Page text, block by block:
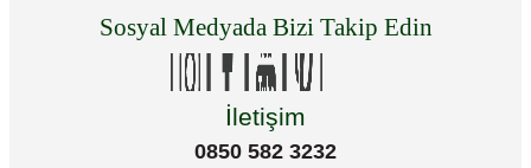
Sosyal Medyada Bizi Takip Edin
İletişim
0850 582 3232